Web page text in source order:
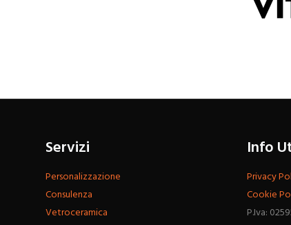
Servizi
Personalizzazione
Consulenza
Vetroceramica
Info
Privacy
Cookie
P.Iva: